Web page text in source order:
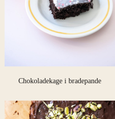
Chokoladekage i bradepande